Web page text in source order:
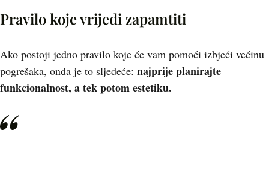
Pravilo koje vrijedi zapamtiti
Ako postoji jedno pravilo koje će vam pomoći izbjeći većinu
pogrešaka, onda je to sljedeće: najprije planirajte
funkcionalnost, a tek potom estetiku.